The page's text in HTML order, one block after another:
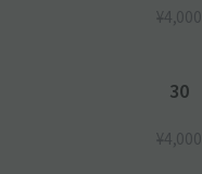
¥4,000
30
¥4,000